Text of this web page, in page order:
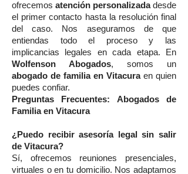
ofrecemos atención personalizadadesde
el primer contacto hasta la resolución final
del caso. Nos aseguramos de que
entiendas todo el proceso y las
implicancias legales en cada etapa. En
Wolfenson Abogados, somos un
abogado de familia en Vitacuraen quien
puedes confiar.
Preguntas Frecuentes: Abogados de
Familia en Vitacura
¿Puedo recibir asesoría legal sin salir
de Vitacura?
Sí, ofrecemos reuniones presenciales,
virtuales o en tu domicilio. Nos adaptamos